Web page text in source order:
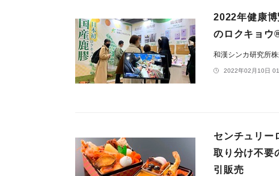
2022年健康
のロクキョウ
和漢シンカ研究所
2022年02月10日
センチュリー
取り分け不要
引販売